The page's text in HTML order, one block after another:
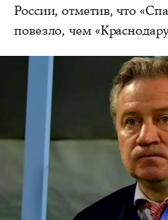
России, отметив, что
повезло, чем